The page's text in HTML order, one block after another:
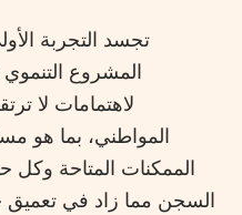
تجسد التجربة
المشروع
لاهتمامات لا
المواطني، بما هو
الممكنات المتاحة
السجن مما زاد في تعميق